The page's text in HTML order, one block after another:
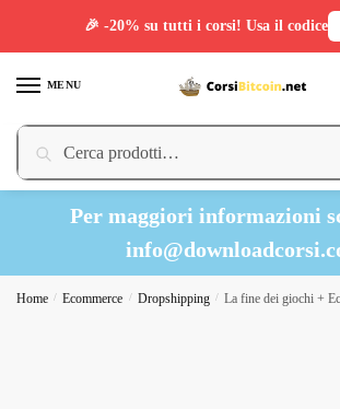
MENU
Cerca:
Cerca
Per maggiori informazioni
Home / Ecommerce / Dropshipping / La fine dei giochi +
🎉 -20% su tutti i corsi! Usa il codice